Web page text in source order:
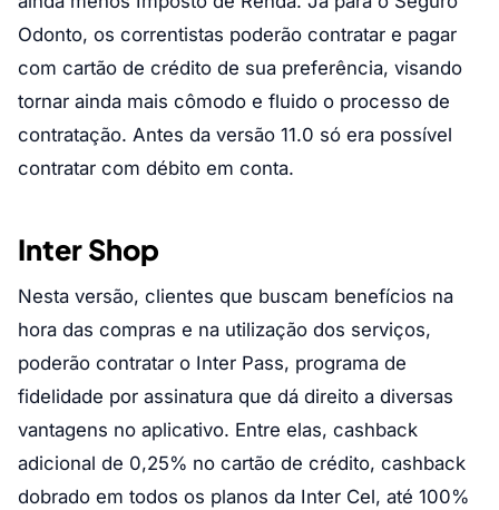
Odonto, os correntistas poderão contratar e pagar
com cartão de crédito de sua preferência, visando
tornar ainda mais cômodo e fluido o processo de
contratação. Antes da versão 11.0 só era possível
contratar com débito em conta.
Inter Shop
Nesta versão, clientes que buscam benefícios na
hora das compras e na utilização dos serviços,
poderão contratar o Inter Pass, programa de
fidelidade por assinatura que dá direito a diversas
vantagens no aplicativo. Entre elas, cashback
adicional de 0,25% no cartão de crédito, cashback
dobrado em todos os planos da Inter Cel, até 100%